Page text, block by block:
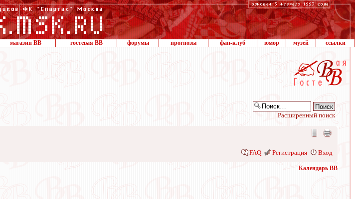
магазин ВВ гостевая ВВ форумы прогнозы фан-клуб юмор музей ссылки
Расширенный поиск
FAQ Регистрация Вход
Календарь ВВ